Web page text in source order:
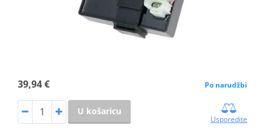
39,94 € Po narudžbi
U košaricu
Usporedite